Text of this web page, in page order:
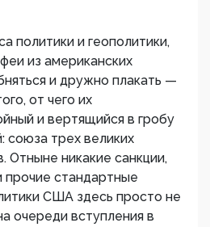
политики и геополитики,
из американских
и дружно плакать —
от чего их
и вертящийся в гробу
союза трех великих
Отныне никакие санкции,
прочие стандартные
США здесь просто не
очереди вступления в